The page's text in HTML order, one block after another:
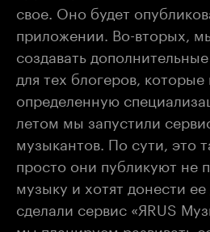
свое. Оно будет
приложении. Во-вторых,
создавать
для тех блогеров,
определенную
летом мы запустили
музыкантов. По сути, это
просто они публикуют не
музыку и хотят донести
сделали сервис «ЯRUS